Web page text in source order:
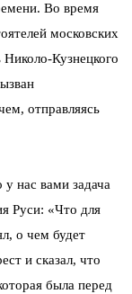
Во время
московских
Кузнецкого
отправляясь
нас вами задача
Руси: «Что для
о чем будет
и сказал, что
была перед